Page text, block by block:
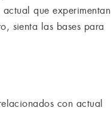
que experimentan
sienta las bases para
con actual